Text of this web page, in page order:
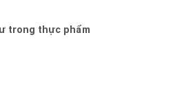
trong thực phẩm